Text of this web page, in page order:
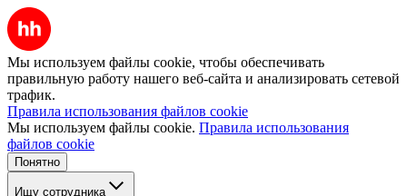
Мы используем файлы cookie, чтобы обеспечивать
правильную работу нашего веб-сайта и анализировать сетевой
трафик.
Правила использования файлов cookie
Мы используем файлы cookie. Правила использования
файлов cookie
Понятно
Ищу сотрудника